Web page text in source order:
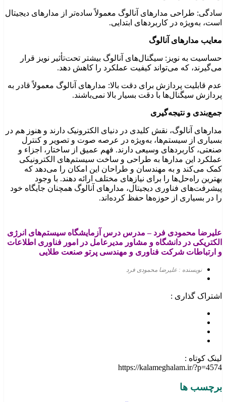
سادگی: طراحی مدارهای آنالوگ معمولاً ساده‌تر از مدارهای دیجیتال
است، به‌ویژه در کاربردهای ابتدایی.
معایب مدارهای آنالوگ
حساسیت به نویز: سیگنال‌های آنالوگ بیشتر تحت‌تأثیر نویز قرار
می‌گیرند، که می‌تواند کیفیت عملکرد را کاهش دهد.
عدم قابلیت پردازش برای دقت بالا: مدارهای آنالوگ معمولاً قادر به
پردازش سیگنال‌ها با دقت بسیار بالا نمی‌باشند.
جمع‌بندی و نتیجه‌گیری
مدارهای آنالوگ، نقش کلیدی در دنیای الکترونیک دارند و هنوز هم در
بسیاری از سیستم‌ها، به‌ویژه در عرصه صوت و تصویر و کنترل
صنعتی، کاربردهای وسیعی دارند. فهم عمیق از ساختار، اجزاء و
عملکرد این مدارها به طراحی و ساخت سیستم‌های الکترونیکی
کمک می‌کند و به مهندسان و طراحان این امکان را می‌دهد که
بهترین راه‌حل‌ها را برای نیازهای مختلف ارائه دهند. با وجود
پیشرفت‌های فناوری دیجیتال، مدارهای آنالوگ همچنان جایگاه خود
را در بسیاری از حوزه‌ها حفظ کرده‌اند.
علیرضا محمودی فرد –مدرس درس آزمایشگاه سیستم‌های انرژی
الکتریکی در دانشگاه و مشاور مدیرعامل در امور فناوری اطلاعات
و ارتباطات شرکت فناوری و مهندسی پرتو صنعت طلایی
نویسنده : علیرضا محمودی فرد
اشتراک گذاری :
لینک کوتاه :
https://kalameghalam.ir/?p=4574
برچسب ها